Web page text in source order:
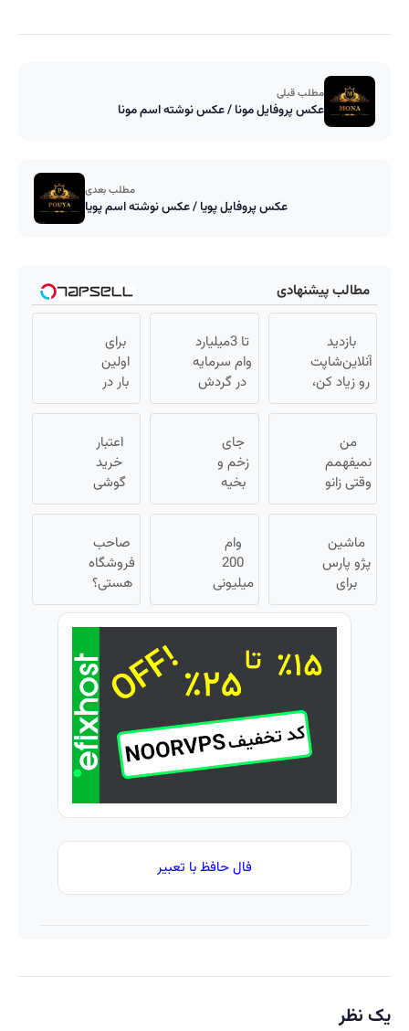
مطلب قبلی
عکس پروفایل مونا / عکس نوشته اسم مونا
مطلب بعدی
عکس پروفایل پویا / عکس نوشته اسم پویا
مطالب پیشنهادی
بازدید
آنلاین‌شاپت
رو زیاد کن،
بازدید بالاتر
بیشتر
تا 3میلیارد
وام سرمایه
در گردش
فروشندگان
فروشگاهت
رو ثبت کن
برای
اولین
بار در
ایران
این
دکتر
کرم
ترمیم
23 روزه
ساخت!
من
نمیفهمم
وقتی زانو
درد
داره، چرا
دردش
رو داری
تحمل
میکنی؟❗
جای
زخم و
بخیه
داری؟؟
هفته‌ای
محوش
کن!
اعتبار
خرید
گوشی
بگیر 📱
حالا
درخواست
اعتبار بده
🎯
ماشین
پژو پارس
برای
فروش
داری؟
وام
200
میلیونی
آبان تتر.
همین
هویت
صاحب
فروشگاه
هستی؟
وام تا ۳
میلیارد
فال حافظ با تعبیر
یک نظر